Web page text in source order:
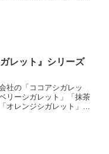
ガレット』シリーズ
社の「ココアシガレッ
リーシガレット」「抹茶
オレンジシガレット」